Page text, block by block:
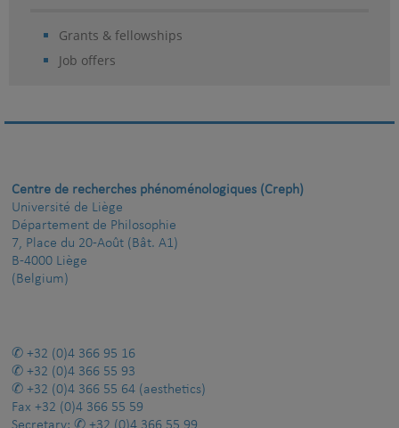
Grants & fellowships
Job offers
Centre de recherches phénoménologiques (Creph)
Université de Liège
Département de Philosophie
7, Place du 20-Août (Bât. A1)
B-4000 Liège
(Belgium)
+32 (0)4 366 95 16
+32 (0)4 366 55 93
+32 (0)4 366 55 64 (aesthetics)
Fax +32 (0)4 366 55 59